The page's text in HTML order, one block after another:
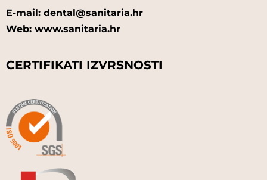
E-mail: dental@sanitaria.hr
Web: www.sanitaria.hr
CERTIFIKATI IZVRSNOSTI